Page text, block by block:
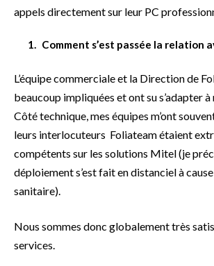
appels directement sur leur PC
Comment s’est passée la relation
L’équipe commerciale et la Direction de
beaucoup impliquées et ont su s’adapter à
Côté technique, mes équipes m’ont
leurs interlocuteurs Foliateam étaient
compétents sur les solutions Mitel (je
déploiement s’est fait en distanciel à
sanitaire).
Nous sommes donc globalement très
services.